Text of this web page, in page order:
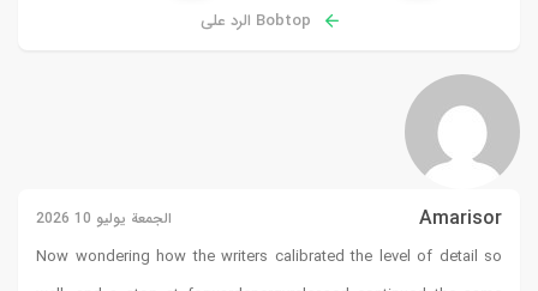
Bobtop الرد على
Amarisor الجمعة يوليو 10 2026
Now wondering how the writers calibrated the level of detail so